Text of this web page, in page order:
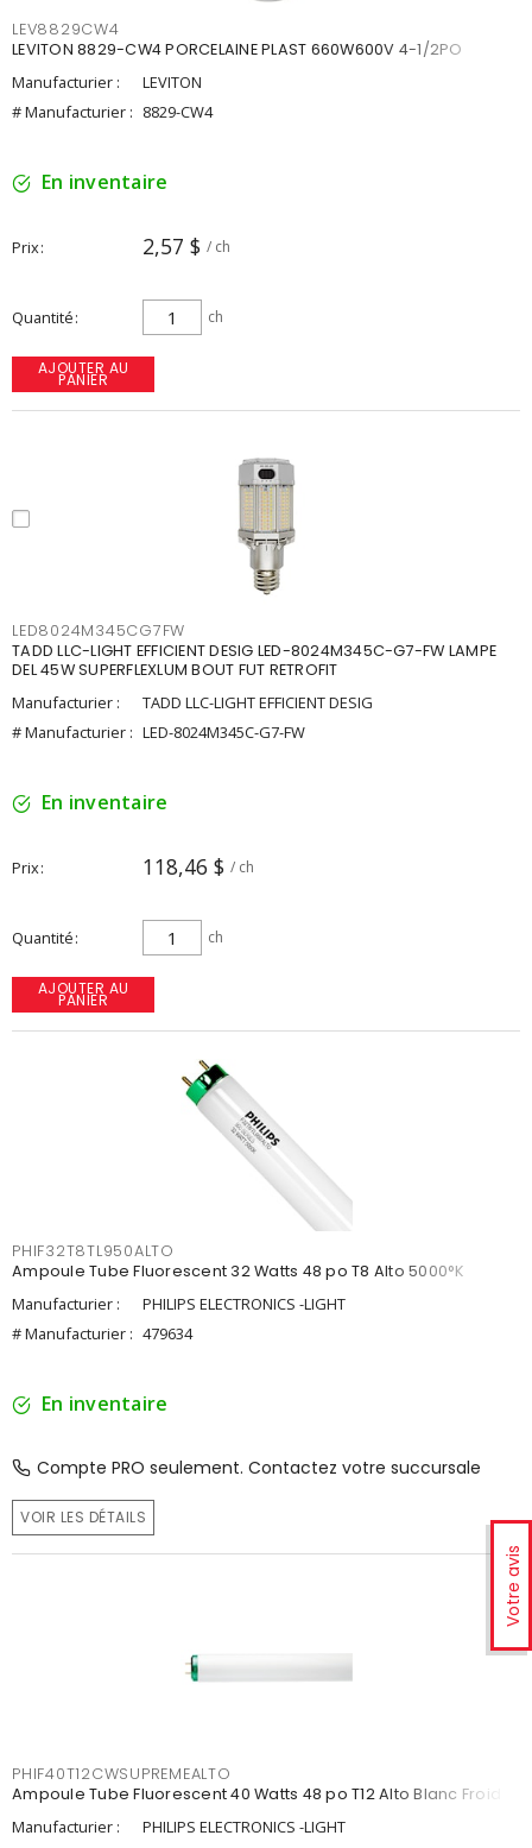
Votre avis
LEV8829CW4
LEVITON 8829-CW4 PORCELAINE PLAST 660W600V 4-1/2PO
Manufacturier :
LEVITON
# Manufacturier : 8829-CW4
En inventaire
Prix 2,57 $ / ch
Quantité ch
AJOUTER AU
PANIER
LED8024M345CG7FW
TADD LLC-LIGHT EFFICIENT DESIG LED-8024M345C-G7-FW LAMPE
DEL 45W SUPERFLEXLUM BOUT FUT RETROFIT
Manufacturier :
TADD LLC-LIGHT EFFICIENT DESIG
# Manufacturier : LED-8024M345C-G7-FW
En inventaire
Prix 118,46 $ / ch
Quantité ch
AJOUTER AU
PANIER
PHIF32T8TL950ALTO
Ampoule Tube Fluorescent 32 Watts 48 po T8 Alto 5000°K
Manufacturier :
PHILIPS ELECTRONICS -LIGHT
# Manufacturier : 479634
En inventaire
Compte PRO seulement. Contactez votre succursale
VOIR LES DÉTAILS
PHIF40T12CWSUPREMEALTO
Ampoule Tube Fluorescent 40 Watts 48 po T12 Alto Blanc Froid
Manufacturier :
PHILIPS ELECTRONICS -LIGHT